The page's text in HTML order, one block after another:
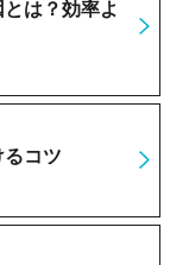
は？効率よ
コツ